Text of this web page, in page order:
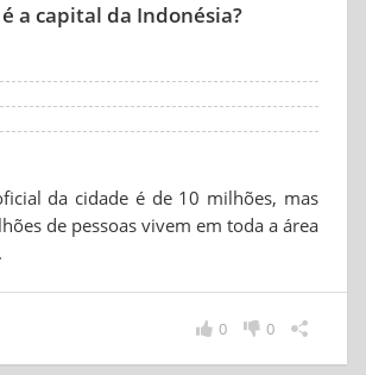
a capital da Indonésia?
da cidade é de 10 milhões, mas
de pessoas vivem em toda a área
0
0